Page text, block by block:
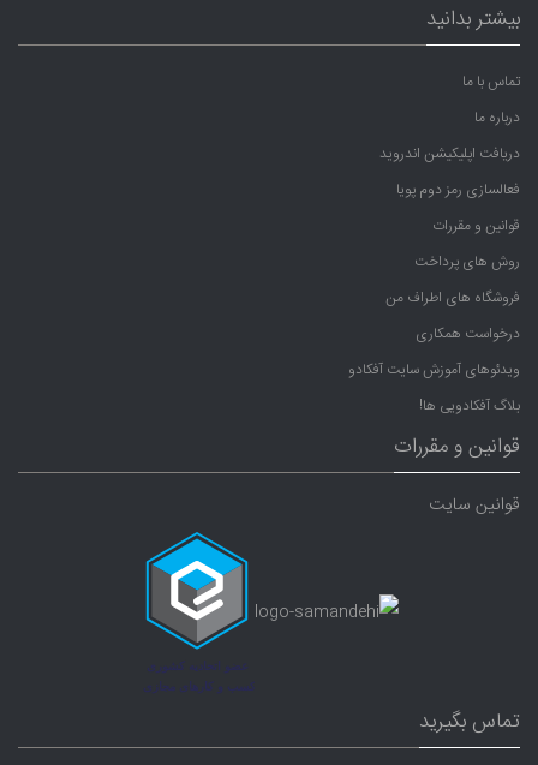
بیشتر بدانید
تماس با ما
درباره ما
دریافت اپلیکیشن اندروید
فعالسازی رمز دوم پویا
قوانین و مقررات
روش های پرداخت
فروشگاه های اطراف من
درخواست همکاری
ویدئوهای آموزش سایت آفکادو
بلاگ آفکادویی ها!
قوانین و مقررات
قوانین سایت
تماس بگیرید